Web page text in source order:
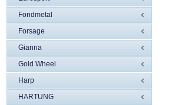
Fondmetal
Forsage
Gianna
Gold Wheel
Harp
HARTUNG